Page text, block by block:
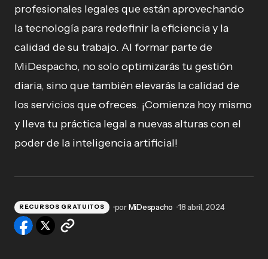
profesionales legales que están aprovechando
la tecnología para redefinir la eficiencia y la
calidad de su trabajo. Al formar parte de
MiDespacho, no solo optimizarás tu gestión
diaria, sino que también elevarás la calidad de
los servicios que ofreces. ¡Comienza hoy mismo
y lleva tu práctica legal a nuevas alturas con el
poder de la inteligencia artificial!
RECURSOS GRATUITOS porMiDespacho 18 abril, 2024